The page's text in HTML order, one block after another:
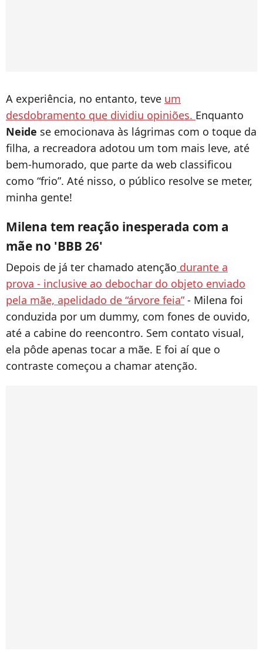
A experiência, no entanto, teve um
desdobramento que dividiu opiniões. Enquanto
Neide se emocionava às lágrimas com o toque da
filha, a recreadora adotou um tom mais leve, até
bem-humorado, que parte da web classificou
como “frio”. Até nisso, o público resolve se meter,
minha gente!
Milena tem reação inesperada com a
mãe no 'BBB 26'
Depois de já ter chamado atenção durante a
prova - inclusive ao debochar do objeto enviado
pela mãe, apelidado de “árvore feia”- Milena foi
conduzida por um dummy, com fones de ouvido,
até a cabine do reencontro. Sem contato visual,
ela pôde apenas tocar a mãe. E foi aí que o
contraste começou a chamar atenção.